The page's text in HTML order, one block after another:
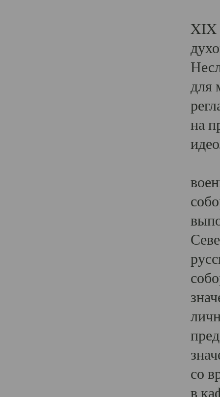
XIX
для
на
со
в